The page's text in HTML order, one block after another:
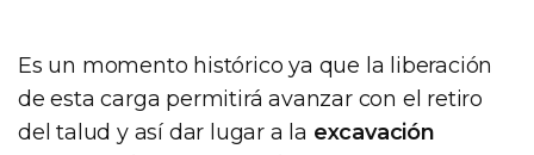
Es un momento histórico ya que la liberación
de esta carga permitirá avanzar con el retiro
del talud y así dar lugar a la excavación